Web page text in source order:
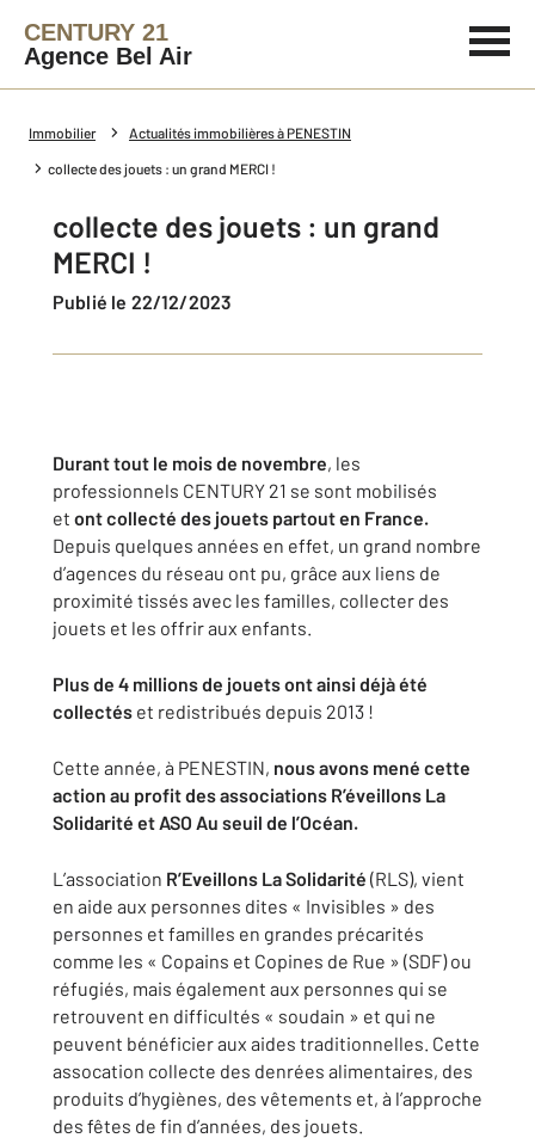
CENTURY 21
Agence Bel Air
Immobilier Actualités immobilières à PENESTIN
collecte des jouets : un grand MERCI !
collecte des jouets : un grand
MERCI !
Publié le 22/12/2023
Durant tout le mois de novembre, les
professionnels CENTURY 21 se sont mobilisés
et ont collecté des jouets partout en France.
Depuis quelques années en effet, un grand nombre
d’agences du réseau ont pu, grâce aux liens de
proximité tissés avec les familles, collecter des
jouets et les offrir aux enfants.
Plus de 4 millions de jouets ont ainsi déjà été
collectés et redistribués depuis 2013 !
Cette année, à PENESTIN, nous avons mené cette
action au profit des associations R’éveillons La
Solidarité et ASO Au seuil de l’Océan.
L’association R’Eveillons La Solidarité (RLS), vient
en aide aux personnes dites « Invisibles » des
personnes et familles en grandes précarités
comme les « Copains et Copines de Rue » (SDF) ou
réfugiés, mais également aux personnes qui se
retrouvent en difficultés « soudain » et qui ne
peuvent bénéficier aux aides traditionnelles. Cette
assocation collecte des denrées alimentaires, des
produits d’hygiènes, des vêtements et, à l’approche
des fêtes de fin d’années, des jouets.